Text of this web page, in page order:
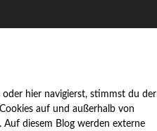
hier navigierst, stimmst du der
auf und außerhalb von
Auf diesem Blog werden externe